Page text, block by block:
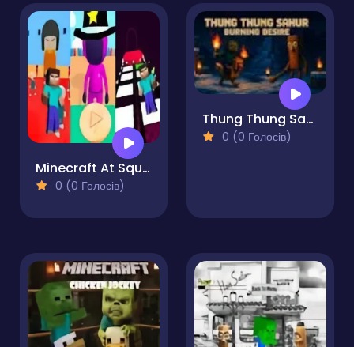
Minecraft At Squid Game 2
0 (0 Голосів)
Thung Thung Sahur Burning Desire
0 (0 Голосів)